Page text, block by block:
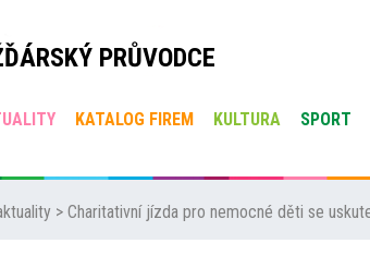
PRŮVODCE
KATALOG FIREM KULTURA SPORT
> Charitativní jízda pro nemocné děti se